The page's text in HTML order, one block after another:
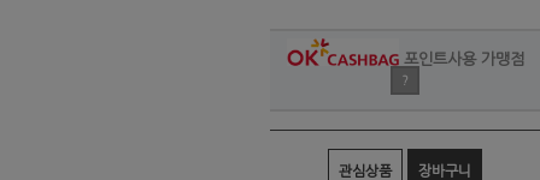
포인트사용 가맹점
?
관심상품 장바구니